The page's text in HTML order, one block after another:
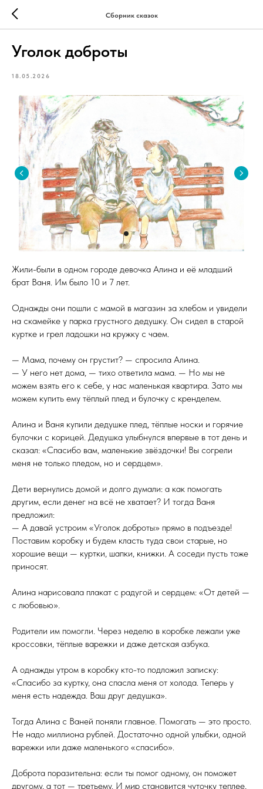
Сборник сказок
Уголок доброты
18.05.2026
Жили-были в одном городе девочка Алина и её младший
брат Ваня. Им было 10 и 7 лет.
Однажды они пошли с мамой в магазин за хлебом и увидели
на скамейке у парка грустного дедушку. Он сидел в старой
куртке и грел ладошки на кружку с чаем.
— Мама, почему он грустит? — спросила Алина.
— У него нет дома, — тихо ответила мама. — Но мы не
можем взять его к себе, у нас маленькая квартира. Зато мы
можем купить ему тёплый плед и булочку с кренделем.
Алина и Ваня купили дедушке плед, тёплые носки и горячие
булочки с корицей. Дедушка улыбнулся впервые в тот день и
сказал: «Спасибо вам, маленькие звёздочки! Вы согрели
меня не только пледом, но и сердцем».
Дети вернулись домой и долго думали: а как помогать
другим, если денег на всё не хватает? И тогда Ваня
предложил:
— А давай устроим «Уголок доброты» прямо в подъезде!
Поставим коробку и будем класть туда свои старые, но
хорошие вещи — куртки, шапки, книжки. А соседи пусть тоже
приносят.
Алина нарисовала плакат с радугой и сердцем: «От детей —
с любовью».
Родители им помогли. Через неделю в коробке лежали уже
кроссовки, тёплые варежки и даже детская азбука.
А однажды утром в коробку кто-то подложил записку:
«Спасибо за куртку, она спасла меня от холода. Теперь у
меня есть надежда. Ваш друг дедушка».
Тогда Алина с Ваней поняли главное. Помогать — это просто.
Не надо миллиона рублей. Достаточно одной улыбки, одной
варежки или даже маленького «спасибо».
Доброта поразительна: если ты помог одному, он поможет
другому, а тот — третьему. И мир становится чуточку теплее,